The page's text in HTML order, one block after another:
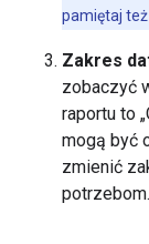
pamiętaj
Zakres
zobaczyć
raportu to
mogą być
zmienić
potrzebom.